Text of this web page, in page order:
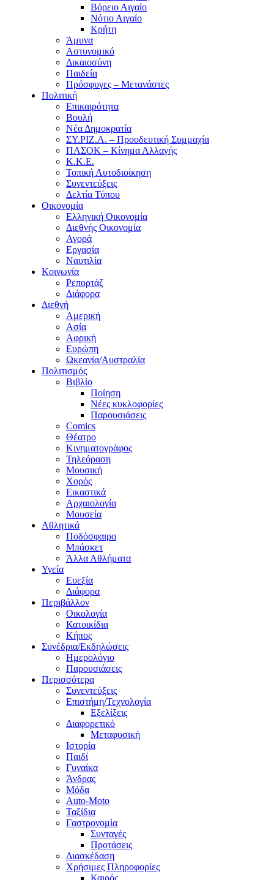
Βόρειο Αιγαίο
Νότιο Αιγαίο
Κρήτη
Άμυνα
Αστυνομικό
Δικαιοσύνη
Παιδεία
Πρόσφυγες – Μετανάστες
Πολιτική
Επικαιρότητα
Βουλή
Νέα Δημοκρατία
ΣΥ.ΡΙΖ.Α. – Προοδευτική Συμμαχία
ΠΑΣΟΚ – Κίνημα Αλλαγής
Κ.Κ.Ε.
Τοπική Αυτοδιοίκηση
Συνεντεύξεις
Δελτία Τύπου
Οικονομία
Ελληνική Οικονομία
Διεθνής Οικονομία
Αγορά
Εργασία
Ναυτιλία
Κοινωνία
Ρεπορτάζ
Διάφορα
Διεθνή
Αμερική
Ασία
Αφρική
Ευρώπη
Ωκεανία/Αυστραλία
Πολιτισμός
Βιβλίο
Ποίηση
Νέες κυκλοφορίες
Παρουσιάσεις
Comics
Θέατρο
Κινηματογράφος
Τηλεόραση
Μουσική
Χορός
Εικαστικά
Αρχαιολογία
Μουσεία
Αθλητικά
Ποδόσφαιρο
Μπάσκετ
Άλλα Αθλήματα
Υγεία
Ευεξία
Διάφορα
Περιβάλλον
Οικολογία
Κατοικίδια
Κήπος
Συνέδρια/Εκδηλώσεις
Ημερολόγιο
Παρουσιάσεις
Περισσότερα
Συνεντεύξεις
Επιστήμη/Τεχνολογία
Εξελίξεις
Διαφορετικό
Μεταφυσική
Ιστορία
Παιδί
Γυναίκα
Άνδρας
Μόδα
Auto-Moto
Ταξίδια
Γαστρονομία
Συνταγές
Προτάσεις
Διασκέδαση
Χρήσιμες Πληροφορίες
Καιρός